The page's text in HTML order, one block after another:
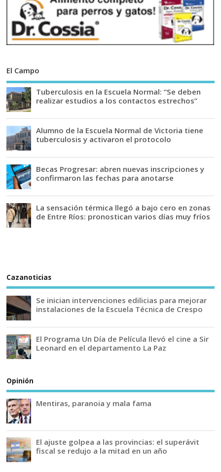
El Campo
Tuberculosis en la Escuela Normal: “Se deben
realizar estudios a los contactos estrechos”
Alumno de la Escuela Normal de Victoria tiene
tuberculosis y activaron el protocolo
Becas Progresar: abren nuevas inscripciones y
confirmaron las fechas para anotarse
La sensación térmica llegó a bajo cero en zonas
de Entre Ríos: pronostican varios días muy fríos
Cazanoticias
Se inician intervenciones edilicias para mejorar
instalaciones de la Escuela Técnica de Crespo
El Programa Un Día de Película llevó el cine a Sir
Leonard en el departamento La Paz
Opinión
Mentiras, paranoia y mala fama
El ajuste golpea a las provincias: el superávit
fiscal se redujo a la mitad en un año